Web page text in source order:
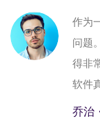
作为
问题
得非
软件
乔治